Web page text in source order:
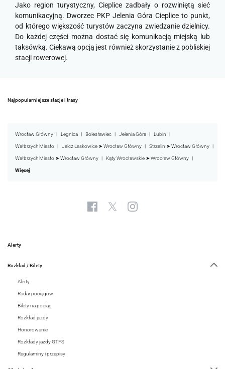
Jako region turystyczny, Cieplice zadbały o rozwiniętą sieć
komunikacyjną. Dworzec PKP Jelenia Góra Cieplice to punkt,
od którego większość turystów zaczyna zwiedzanie dzielnicy.
Do każdej części można dostać się komunikacją miejską lub
taksówką. Ciekawą opcją jest również skorzystanie z pobliskiej
stacji rowerowej.
Najpopularniejsze stacje i trasy
Wrocław Główny Legnica Bolesławiec Jelenia Góra Lubin
Wałbrzych Miasto Jelcz Laskowice ➤ Wrocław Główny Strzelin ➤ Wrocław Główny
Wałbrzych Miasto ➤ Wrocław Główny Kąty Wrocławskie ➤ Wrocław Główny
Więcej
Alerty
Rozkład / Bilety
Alerty
Radar pociągów
Bilety na pociąg
Rozkład jazdy
Honorowanie
Rozkłady jazdy GTFS
Regulaminy i przepisy